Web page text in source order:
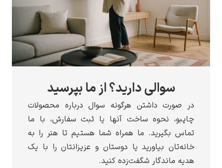
سوالی دارید؟ از ما بپرسید
در صورت داشتن هرگونه سوال درباره محصولات
چاپبو، نحوه ساخت آنها یا ثبت سفارش، با ما
تماس بگیرید. ما همراه شما هستیم تا هنر را به
خانه‌تان بیاورید یا دوستان و عزیزانتان را با یک
هدیه ماندگار شگفت‌زده کنید.